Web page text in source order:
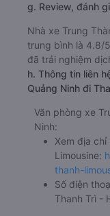
g. Review, đánh
Nhà xe Trung
trung bình là 4.8/
đã trải nghiệm
h. Thông tin liên
Quảng Ninh đi
Văn phòng xe
Ninh:
Xem địa
Limousine:
thanh-
Số điện
Thanh Trì -